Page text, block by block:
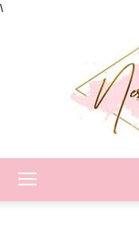
\